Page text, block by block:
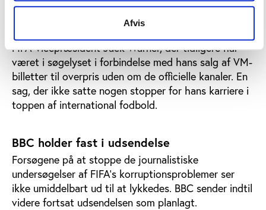
Afvis
taget hånd om sagen – også selv om det aldrig er
kommet frem, hvem der modtog bestikkelsen i FIFA.
FIFA-vicepræsident Jack Warner, der tidligere har
været i søgelyset i forbindelse med hans salg af VM-
billetter til overpris uden om de officielle kanaler. En
sag, der ikke satte nogen stopper for hans karriere i
toppen af international fodbold.
BBC holder fast i udsendelse
Forsøgene på at stoppe de journalistiske
undersøgelser af FIFA’s korruptionsproblemer ser
ikke umiddelbart ud til at lykkedes. BBC sender indtil
videre fortsat udsendelsen som planlagt.